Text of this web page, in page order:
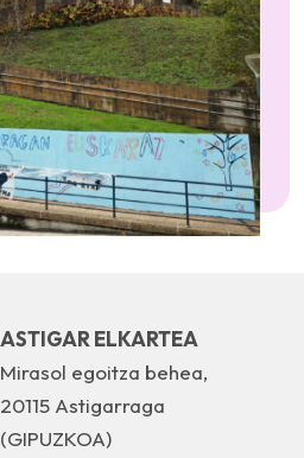
ASTIGAR ELKARTEA
Mirasol egoitza behea,
20115 Astigarraga
(GIPUZKOA)